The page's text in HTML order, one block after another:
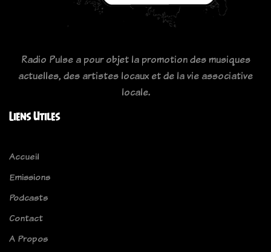
Radio Pulse a pour objet la promotion des musiques
actuelles, des artistes locaux et de la vie associative
locale.
Liens Utiles
Accueil
Emissions
Podcasts
Contact
A Propos